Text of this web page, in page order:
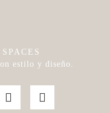
estilo y diseño.